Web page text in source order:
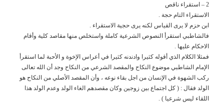
2 – استقراء ناقص
الاستقراء التام حجة .
ابن حزم لا يرى القياس لكنه يرى حجية الاستقراء .
فالشاطبي استقرأ النصوص الشرعية كاملة واستخلص منها مقاصد كلية وأقام
الاحكام عليها .
فمثلا الكلام الذي أقوله كثيرا وادندنه كثيرا في أعراس الإخوة و الأحبة لما استقرأ
الإمام الشاطبي موضوع النكاح والمقصد الشرعي من النكاح وجد أن الله تعالى
ركب الشهوة في الإنسان من اجل بقاء نوعه ، وأن المقصد الأصلي من النكاح هو
الولد فقال : ( كل اجتماع بين زوجين وكان مقصدهم الغاء الولد وعدم الولد هذا
اللقاء ليس شرعيا ) .